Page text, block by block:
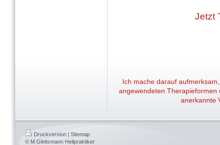
Jetzt
Ich mache darauf
angewendeten Therapieformen
anerkannte
Druckversion | Sitemap
© M.Gleitsmann Heilpraktiker